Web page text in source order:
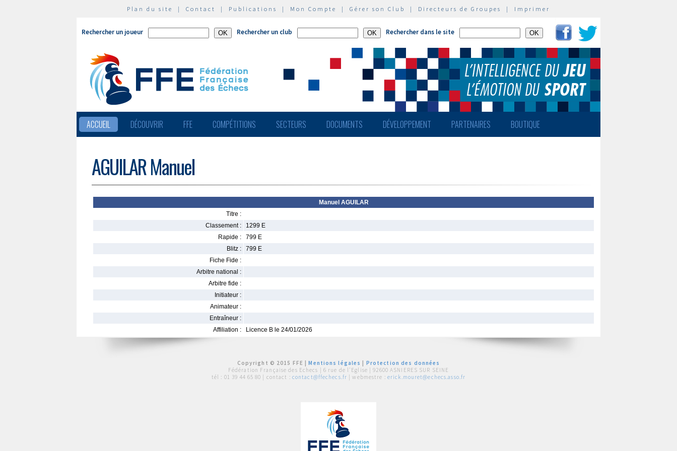
Plan du site | Contact | Publications | Mon Compte | Gérer son Club | Directeurs de Groupes | Imprimer
Rechercher un joueur Rechercher un club Rechercher dans le site
ACCUEIL DÉCOUVRIR FFE COMPÉTITIONS SECTEURS DOCUMENTS DÉVELOPPEMENT PARTENAIRES BOUTIQUE
AGUILAR Manuel
Manuel AGUILAR
Titre :
Classement :
1299 E
Rapide :
799 E
Blitz :
799 E
Fiche Fide :
Arbitre national :
Arbitre fide :
Initiateur :
Animateur :
Entraîneur :
Affiliation :
Licence B le 24/01/2026
Copyright © 2015 FFE |Mentions légales
Protection des données
Fédération Française des Echecs | 6 rue de l'Eglise | 92600 ASNIERES SUR SEINE
tél : 01 39 44 65 80 | contact : contact@ffechecs.fr | webmestre : erick.mouret@echecs.asso.fr